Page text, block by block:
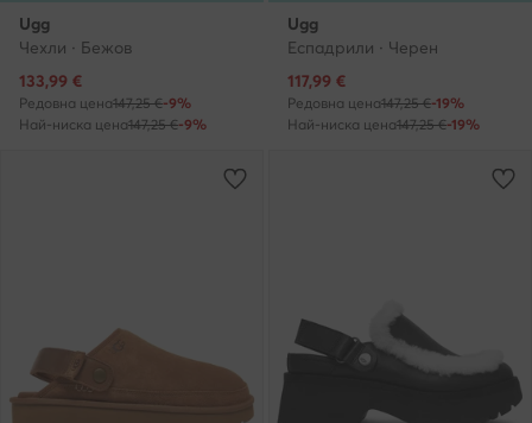
Ugg
Чехли · Бежов
Актуална цена
133,99 €
Редовна цена147,25 €-9%
Най-ниска цена147,25 €-9%
Ugg
Еспадрили · Черен
Актуална цена
117,99 €
Редовна цена147,25 €-19%
Най-ниска цена147,25 €-19%